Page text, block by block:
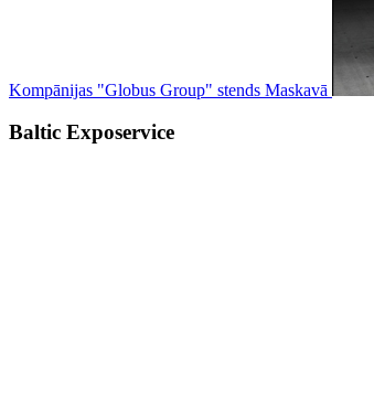
Kompānijas "Globus Group" stends Maskavā
Baltic Exposervice